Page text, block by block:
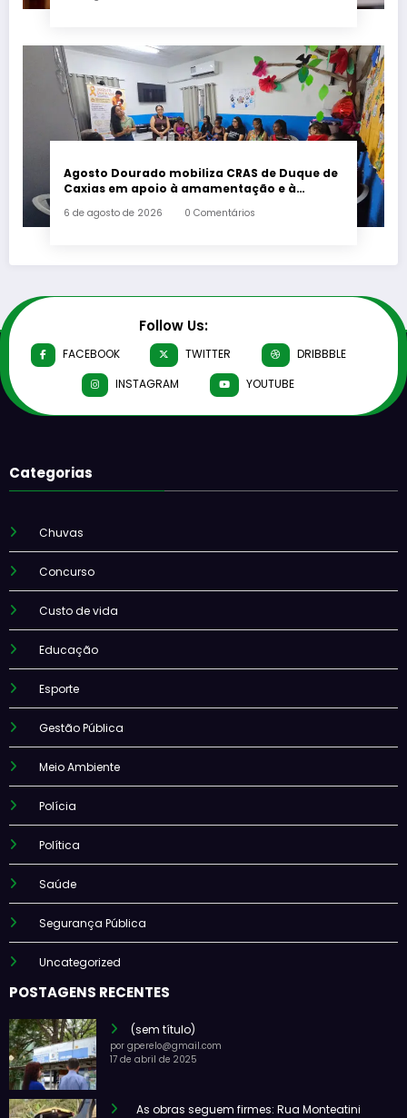
Agosto Dourado mobiliza CRAS de Duque de
Caxias em apoio à amamentação e à
6 de agosto de 2026 0 Comentários
Follow Us:
FACEBOOK TWITTER
DRIBBBLE
INSTAGRAM
YOUTUBE
Categorias
Chuvas
Concurso
Custo de vida
Educação
Esporte
Gestão Pública
Meio Ambiente
Polícia
Política
Saúde
Segurança Pública
Uncategorized
POSTAGENS RECENTES
(sem título)
por gperelo@gmail.com
17 de abril de 2025
As obras seguem firmes: Rua Monteatini